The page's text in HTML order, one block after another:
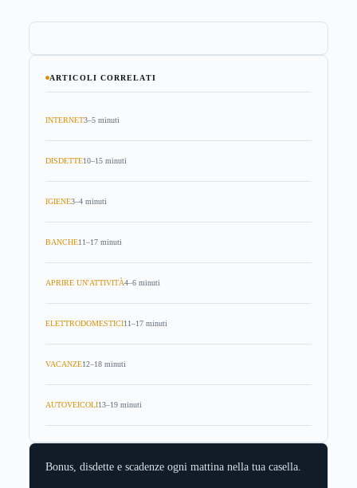
ARTICOLI CORRELATI
INTERNET3–5 minuti
DISDETTE10–15 minuti
IGIENE3–4 minuti
BANCHE11–17 minuti
APRIRE UN'ATTIVITÀ4–6 minuti
ELETTRODOMESTICI11–17 minuti
VACANZE12–18 minuti
AUTOVEICOLI13–19 minuti
Bonus, disdette e scadenze ogni mattina nella tua casella.